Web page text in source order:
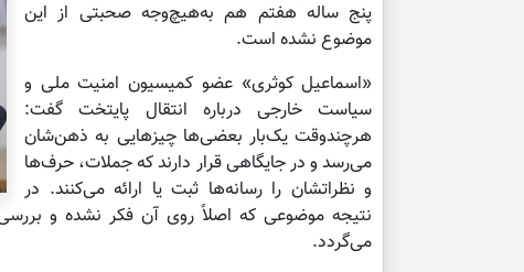
پنج ساله هفتم هم به‌هیچ‌وجه صحبتی از این
موضوع نشده است.
«اسماعیل کوثری» عضو کمیسیون امنیت ملی و
سیاست خارجی درباره انتقال پایتخت گفت:
هرچندوقت یک‌بار بعضی‌ها چیزهایی به ذهن‌شان
می‌رسد و در جایگاهی قرار دارند که جملات، حرف‌ها
و نظراتشان را رسانه‌ها ثبت یا ارائه می‌کنند. در
نتیجه موضوعی که اصلاً روی آن فکر نشده و
می‌گردد.